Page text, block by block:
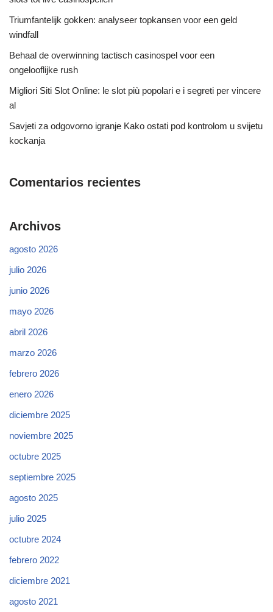
Triumfantelijk gokken: analyseer topkansen voor een geld
windfall
Behaal de overwinning tactisch casinospel voor een
ongelooflijke rush
Migliori Siti Slot Online: le slot più popolari e i segreti per vincere
al
Savjeti za odgovorno igranje Kako ostati pod kontrolom u svijetu
kockanja
Comentarios recientes
Archivos
agosto 2026
julio 2026
junio 2026
mayo 2026
abril 2026
marzo 2026
febrero 2026
enero 2026
diciembre 2025
noviembre 2025
octubre 2025
septiembre 2025
agosto 2025
julio 2025
octubre 2024
febrero 2022
diciembre 2021
agosto 2021